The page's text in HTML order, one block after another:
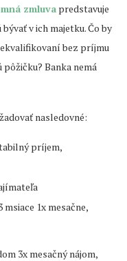
zmluva predstavuje
v ich majetku. Čo by
bez príjmu
Banka nemá
nasledovné:
príjem,
1x mesačne,
3x mesačný nájom,